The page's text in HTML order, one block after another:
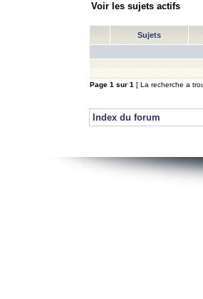
Voir les sujets actifs
Sujets
Page 1 sur 1 [ La recherche a
Index du forum